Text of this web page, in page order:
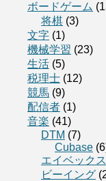
ボードゲーム
将棋 (3)
文字 (1)
機械学習 (23)
生活 (5)
税理士 (12)
競馬 (9)
配信者 (1)
音楽 (41)
DTM (7)
Cubase
エイベックス
ビーイング